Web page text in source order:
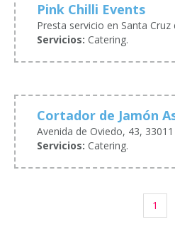
Pink Chilli Events
Presta servicio en Santa Cruz
Servicios: Catering.
Cortador de Jamón
Avenida de Oviedo, 43,
Servicios: Catering.
1